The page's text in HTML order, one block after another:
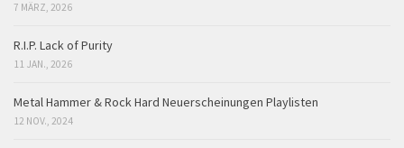
7 MÄRZ, 2026
R.I.P. Lack of Purity
11 JAN., 2026
Metal Hammer & Rock Hard Neuerscheinungen Playlisten
12 NOV., 2024